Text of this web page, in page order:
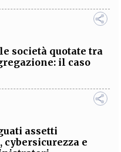
società quotate tra
il caso
assetti
e